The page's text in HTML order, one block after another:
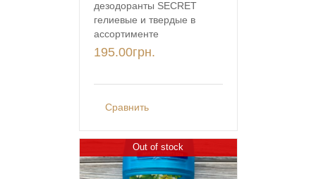
дезодоранты SECRET
гелиевые и твердые в
ассортименте
195.00грн.
Сравнить
Out of stock